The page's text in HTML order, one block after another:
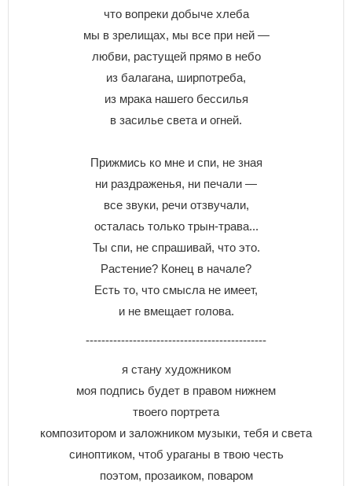
что вопреки добыче хлеба
мы в зрелищах, мы все при ней —
любви, растущей прямо в небо
из балагана, ширпотреба,
из мрака нашего бессилья
в засилье света и огней.
Прижмись ко мне и спи, не зная
ни раздраженья, ни печали —
все звуки, речи отзвучали,
осталась только трын-трава...
Ты спи, не спрашивай, что это.
Растение? Конец в начале?
Есть то, что смысла не имеет,
и не вмещает голова.
----------------------------------------------
я стану художником
моя подпись будет в правом нижнем
твоего портрета
композитором и заложником музыки, тебя и света
синоптиком, чтоб ураганы в твою честь
поэтом, прозаиком, поваром